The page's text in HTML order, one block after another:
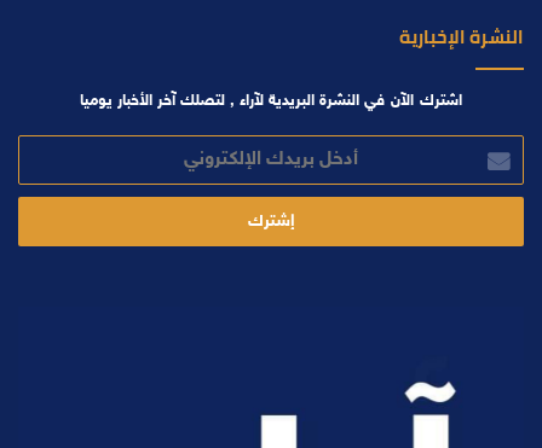
النشرة الإخبارية
اشترك الآن في النشرة البريدية لآراء , لتصلك آخر الأخبار يوميا
بريدك
الإلكتروني